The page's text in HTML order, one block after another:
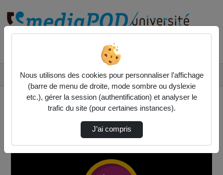
Présentation UE Biotechnologies (L3S6)- Pasc…
Nous utilisons des cookies pour personnaliser l’affichage
(barre de menu de droite, mode sombre ou dyslexie
etc.), gérer la session (authentification) et analyser le
trafic du site (pour certaines instances).
J’ai compris